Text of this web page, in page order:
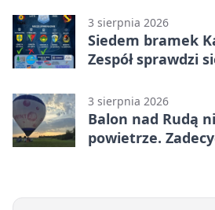
3 sierpnia 2026
Siedem bramek
Zespół sprawdzi
3 sierpnia 2026
Balon nad Rudą
powietrze.